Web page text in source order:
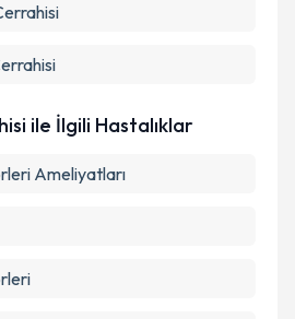
işlenmesine ilişkin
kabul ediyorum.
Talebini Gönder
ile İlgili Hastalıklar
Ameliyatları